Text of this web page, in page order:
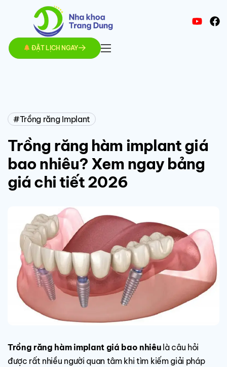
ĐẶT LỊCH NGAY
Trồng răng Implant
Trồng răng hàm implant giá
bao nhiêu? Xem ngay bảng
giá chi tiết 2026
Trồng răng hàm implant giá bao nhiêulà câu hỏi
được rất nhiều người quan tâm khi tìm kiếm giải pháp